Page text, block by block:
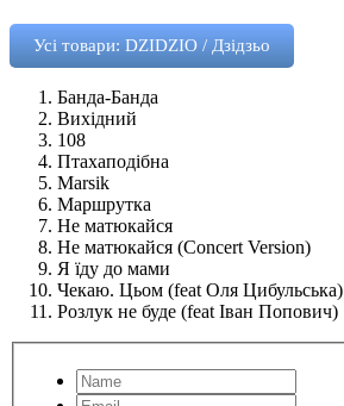
Усі товари: DZIDZIO / Дзідзьо
Банда-Банда
Вихідний
108
Птахаподібна
Marsik
Маршрутка
Не матюкайся
Не матюкайся (Concert Version)
Я їду до мами
Чекаю. Цьом (feat Оля Цибульська)
Розлук не буде (feat Іван Попович)